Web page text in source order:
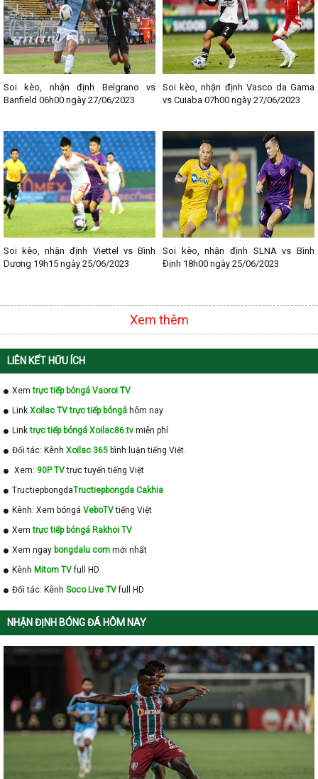
Soi kèo, nhận định Belgrano vs
Banfield 06h00 ngày 27/06/2023
Soi kèo, nhận định Vasco da Gama
vs Cuiaba 07h00 ngày 27/06/2023
Soi kèo, nhận định Viettel vs Bình
Dương 19h15 ngày 25/06/2023
Soi kèo, nhận định SLNA vs Bình
Định 18h00 ngày 25/06/2023
Xem thêm
LIÊN KẾT HỮU ÍCH
Xemtrực tiếp bóngá Vaoroi TV
Link Xoilac TV trực tiếp bóngá hôm nay
Linktrực tiếp bóngá Xoilac86.tv miễn phí
Đối tác: Kênh Xoilac 365 bình luận tiếng Việt.
Xem: 90P TVtrực tuyến tiếng Việt
TructiepbongdaTructiepbongda Cakhia
Kênh: Xem bóngá VeboTVtiếng Việt
Xemtrực tiếp bóngá Rakhoi TV
Xem ngay bongdalu com mới nhất
Kênh Mitom TVfull HD
Đối tác: Kênh Soco Live TVfull HD
NHẬN ĐỊNH BÓNG ĐÁ HÔM NAY